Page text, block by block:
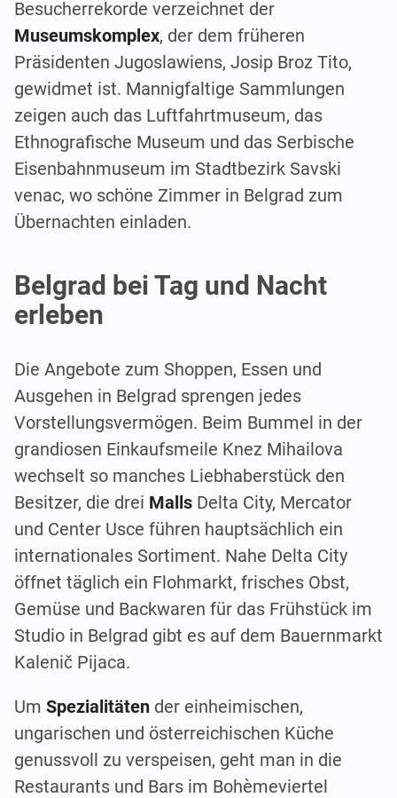
Besucherrekorde verzeichnet der
Museumskomplex, der dem früheren
Präsidenten Jugoslawiens, Josip Broz Tito,
gewidmet ist. Mannigfaltige Sammlungen
zeigen auch das Luftfahrtmuseum, das
Ethnografische Museum und das Serbische
Eisenbahnmuseum im Stadtbezirk Savski
venac, wo schöne Zimmer in Belgrad zum
Übernachten einladen.
Belgrad bei Tag und Nacht
erleben
Die Angebote zum Shoppen, Essen und
Ausgehen in Belgrad sprengen jedes
Vorstellungsvermögen. Beim Bummel in der
grandiosen Einkaufsmeile Knez Mihailova
wechselt so manches Liebhaberstück den
Besitzer, die drei Malls Delta City, Mercator
und Center Usce führen hauptsächlich ein
internationales Sortiment. Nahe Delta City
öffnet täglich ein Flohmarkt, frisches Obst,
Gemüse und Backwaren für das Frühstück im
Studio in Belgrad gibt es auf dem Bauernmarkt
Kalenič Pijaca.
Um Spezialitäten der einheimischen,
ungarischen und österreichischen Küche
genussvoll zu verspeisen, geht man in die
Restaurants und Bars im Bohèmeviertel